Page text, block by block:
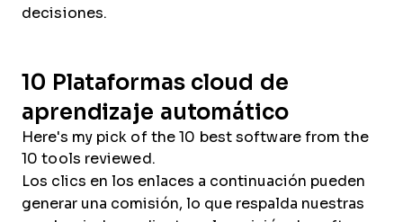
decisiones.
10 Plataformas cloud de
aprendizaje automático
Here's my pick of the 10 best software from the
10 tools reviewed.
Los clics en los enlaces a continuación pueden
generar una comisión, lo que respalda nuestras